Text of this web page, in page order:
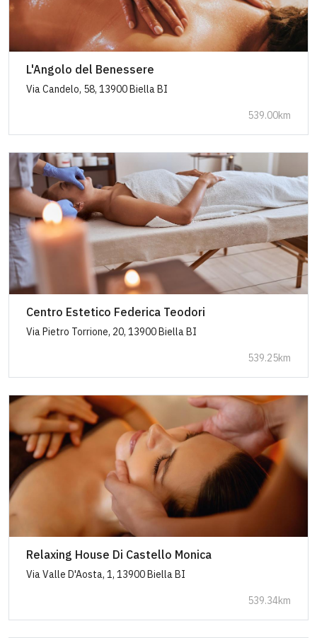
L'Angolo del Benessere
Via Candelo, 58, 13900 Biella BI
539.00km
Centro Estetico Federica Teodori
Via Pietro Torrione, 20, 13900 Biella BI
539.25km
Relaxing House Di Castello Monica
Via Valle D'Aosta, 1, 13900 Biella BI
539.34km